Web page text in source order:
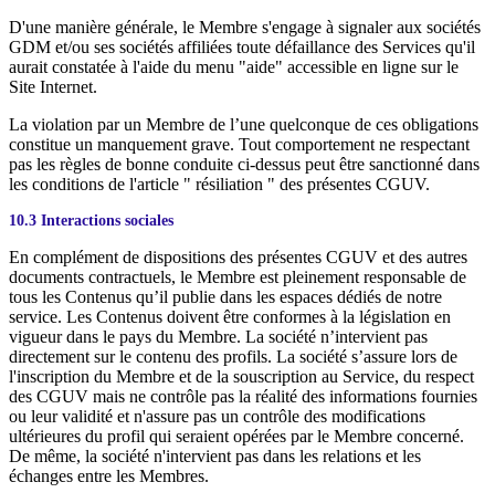
D'une manière générale, le Membre s'engage à signaler aux sociétés
GDM et/ou ses sociétés affiliées toute défaillance des Services qu'il
aurait constatée à l'aide du menu "aide" accessible en ligne sur le
Site Internet.
La violation par un Membre de l’une quelconque de ces obligations
constitue un manquement grave. Tout comportement ne respectant
pas les règles de bonne conduite ci-dessus peut être sanctionné dans
les conditions de l'article " résiliation " des présentes CGUV.
10.3 Interactions sociales
En complément de dispositions des présentes CGUV et des autres
documents contractuels, le Membre est pleinement responsable de
tous les Contenus qu’il publie dans les espaces dédiés de notre
service. Les Contenus doivent être conformes à la législation en
vigueur dans le pays du Membre. La société n’intervient pas
directement sur le contenu des profils. La société s’assure lors de
l'inscription du Membre et de la souscription au Service, du respect
des CGUV mais ne contrôle pas la réalité des informations fournies
ou leur validité et n'assure pas un contrôle des modifications
ultérieures du profil qui seraient opérées par le Membre concerné.
De même, la société n'intervient pas dans les relations et les
échanges entre les Membres.